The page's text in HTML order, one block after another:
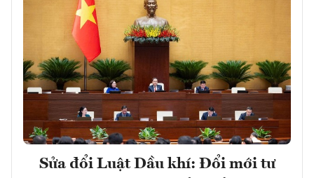
Sửa đổi Luật Dầu khí: Đổi mới tư